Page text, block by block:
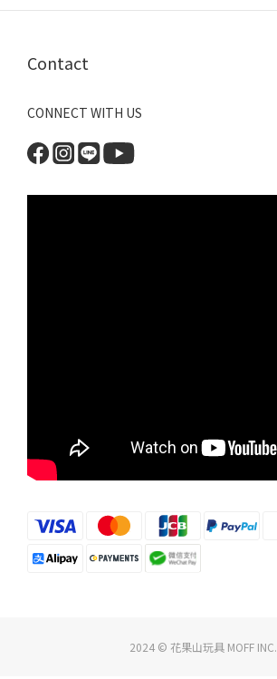
Contact
CONNECT WITH US
2024 © 花果山玩具 MOFF INC.